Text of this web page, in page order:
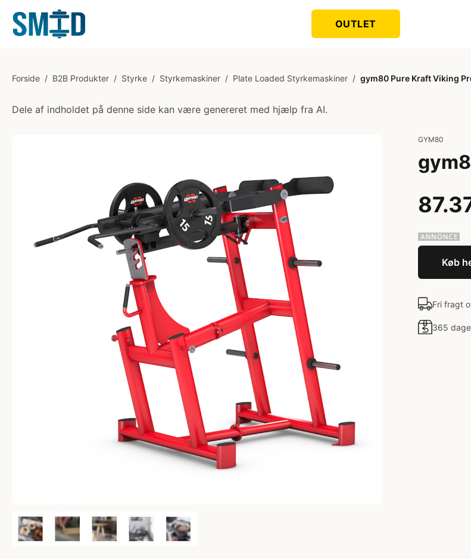
OUTLET
Forside / B2B Produkter / Styrke / Styrkemaskiner / Plate Loaded Styrkemaskiner / gym80 Pure Kraft Viking
Dele af indholdet på denne side kan være genereret med hjælp fra AI.
GYM80
Køb
Fri fragt
365